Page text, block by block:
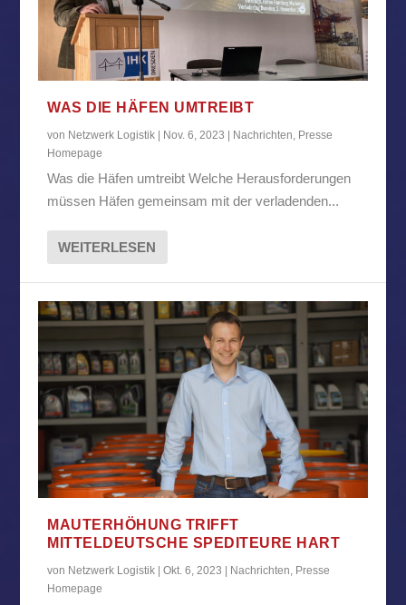
WAS DIE HÄFEN UMTREIBT
von Netzwerk Logistik | Nov. 6, 2023 | Nachrichten Presse
Homepage
Was die Häfen umtreibt Welche Herausforderungen
müssen Häfen gemeinsam mit der verladenden...
WEITERLESEN
MAUTERHÖHUNG TRIFFT
MITTELDEUTSCHE SPEDITEURE HART
von Netzwerk Logistik |Okt. 6, 2023 Nachrichten, Presse
Homepage